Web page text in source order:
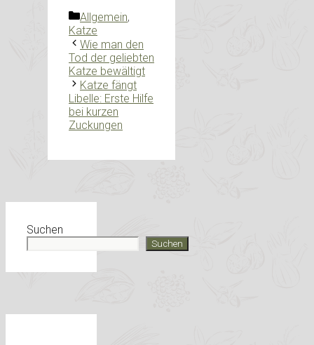
Kategorien
Allgemein,
Katze
Wie man den
Tod der geliebten
Katze bewältigt
Katze fängt
Libelle: Erste Hilfe
bei kurzen
Zuckungen
Suchen
Suchen